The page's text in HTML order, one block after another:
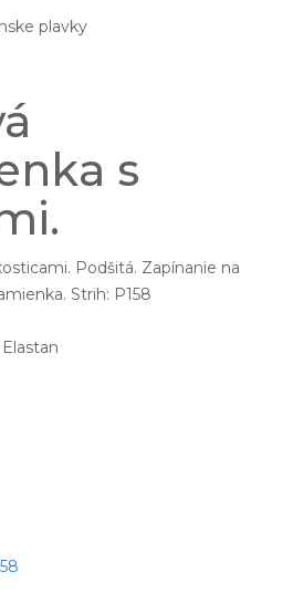
plavky
s
Podšitá. Zapínanie na
Strih: P158